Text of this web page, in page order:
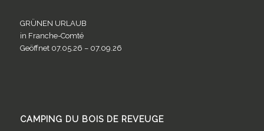
GRÜNEN URLAUB
in Franche-Comté
Geöffnet 07.05.26 – 07.09.26
CAMPING DU BOIS DE REVEUGE